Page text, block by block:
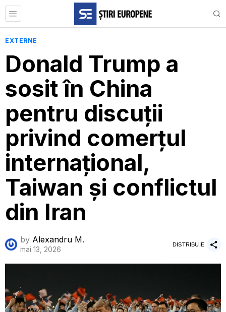
EXTERNE
Donald Trump a
sosit în China
pentru discuții
privind comerțul
internațional,
Taiwan și conflictul
din Iran
by Alexandru M.
mai 13, 2026
DISTRIBUIE